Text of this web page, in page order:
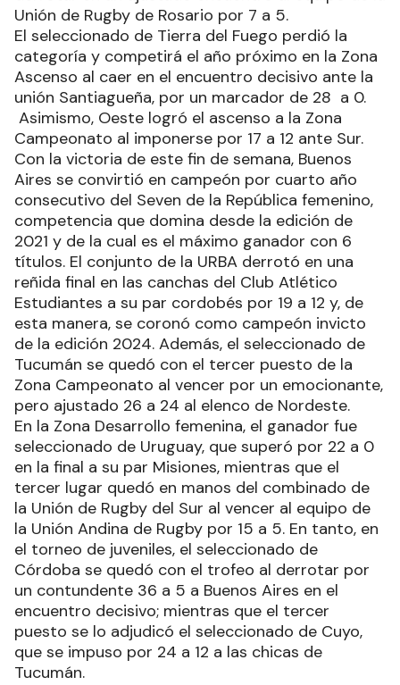
Unión de Rugby de Rosario por 7 a 5.
El seleccionado de Tierra del Fuego perdió la
categoría y competirá el año próximo en la Zona
Ascenso al caer en el encuentro decisivo ante la
unión Santiagueña, por un marcador de 28 a 0.
Asimismo, Oeste logró el ascenso a la Zona
Campeonato al imponerse por 17 a 12 ante Sur.
Con la victoria de este fin de semana, Buenos
Aires se convirtió en campeón por cuarto año
consecutivo del Seven de la República femenino,
competencia que domina desde la edición de
2021 y de la cual es el máximo ganador con 6
títulos. El conjunto de la URBA derrotó en una
reñida final en las canchas del Club Atlético
Estudiantes a su par cordobés por 19 a 12 y, de
esta manera, se coronó como campeón invicto
de la edición 2024. Además, el seleccionado de
Tucumán se quedó con el tercer puesto de la
Zona Campeonato al vencer por un emocionante,
pero ajustado 26 a 24 al elenco de Nordeste.
En la Zona Desarrollo femenina, el ganador fue
seleccionado de Uruguay, que superó por 22 a 0
en la final a su par Misiones, mientras que el
tercer lugar quedó en manos del combinado de
la Unión de Rugby del Sur al vencer al equipo de
la Unión Andina de Rugby por 15 a 5. En tanto, en
el torneo de juveniles, el seleccionado de
Córdoba se quedó con el trofeo al derrotar por
un contundente 36 a 5 a Buenos Aires en el
encuentro decisivo; mientras que el tercer
puesto se lo adjudicó el seleccionado de Cuyo,
que se impuso por 24 a 12 a las chicas de
Tucumán.